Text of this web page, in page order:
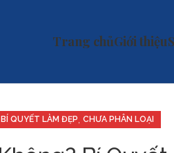
Trang chủGiới thiệu
BÍ QUYẾT LÀM ĐẸP CHƯA PHÂN LOẠI